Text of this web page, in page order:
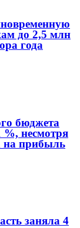
до 2,5 млн
года
бюджета
%, несмотря
на прибыль
заняла 4